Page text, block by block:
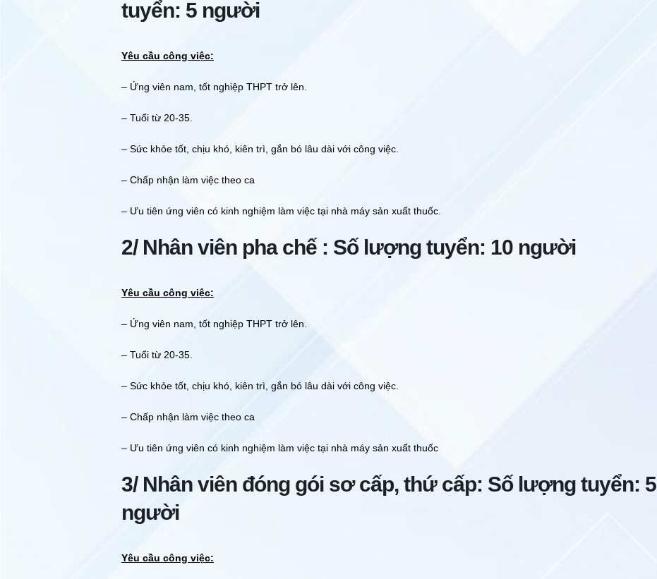
tuyển: 5 người
Yêu cầu công việc:
– Ứng viên nam, tốt nghiệp THPT trở lên.
– Tuổi từ 20-35.
– Sức khỏe tốt, chịu khó, kiên trì, gắn bó lâu dài với công việc.
– Chấp nhận làm việc theo ca
– Ưu tiên ứng viên có kinh nghiệm làm việc tại nhà máy sản xuất thuốc.
2/ Nhân viên pha chế : Số lượng tuyển: 10 người
Yêu cầu công việc:
– Ứng viên nam, tốt nghiệp THPT trở lên.
– Tuổi từ 20-35.
– Sức khỏe tốt, chịu khó, kiên trì, gắn bó lâu dài với công việc.
– Chấp nhận làm việc theo ca
– Ưu tiên ứng viên có kinh nghiệm làm việc tại nhà máy sản xuất thuốc
3/ Nhân viên đóng gói sơ cấp, thứ cấp: Số lượng tuyển: 5
người
Yêu cầu công việc: